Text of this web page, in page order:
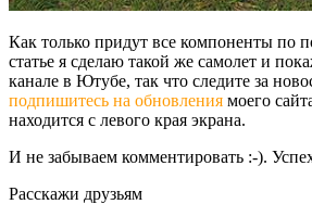
Как только придут все компоненты по
статье я сделаю такой же самолет и
канале в Ютубе, так что следите за
подпишитесь на обновления моего
находится с левого края экрана.
И не забываем комментировать :-).
Расскажи друзьям